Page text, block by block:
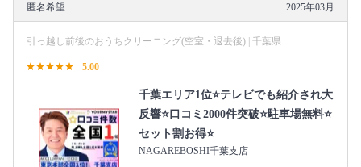
匿名希望 2025年03月
引っ越し前後のおうちクリーニング(空室・退去後) | 千葉県
5.00
千葉エリア1位⭐テレビでも紹介され大
反響⭐️口コミ2000件突破⭐️駐車場無料⭐
セット割お得⭐
NAGAREBOSHI千葉支店